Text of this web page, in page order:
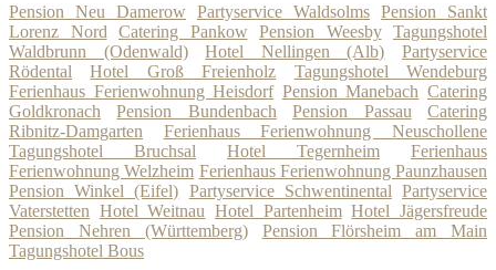
Pension Neu Damerow Partyservice Waldsolms Pension Sankt
Lorenz Nord
Catering Pankow Pension Weesby
Tagungshotel
Waldbrunn (Odenwald)
Hotel Nellingen (Alb)
Partyservice
Rödental
Hotel Groß Freienholz
Tagungshotel Wendeburg
Ferienhaus Ferienwohnung Heisdorf Pension Manebach Catering
Goldkronach
Pension Bundenbach Pension Passau
Catering
Ribnitz-Damgarten
Ferienhaus Ferienwohnung Neuschollene
Tagungshotel Bruchsal
Hotel Tegernheim
Ferienhaus
Ferienwohnung Welzheim Ferienhaus Ferienwohnung Paunzhausen
Pension Winkel (Eifel) Partyservice Schwentinental Partyservice
Vaterstetten Hotel Weitnau Hotel Partenheim Hotel Jägersfreude
Pension Nehren (Württemberg)
Pension Flörsheim am Main
Tagungshotel Bous